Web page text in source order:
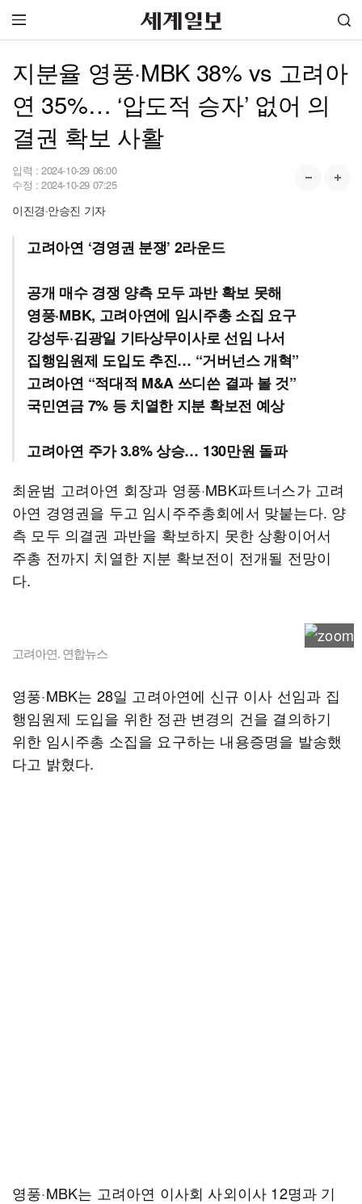
지분율 영풍·MBK 38% vs 고려아
연 35%… ‘압도적 승자’ 없어 의
결권 확보 사활
입력 : 2024-10-29 06:00
수정 : 2024-10-29 07:25
이진경·안승진 기자
고려아연 ‘경영권 분쟁’ 2라운드
공개 매수 경쟁 양측 모두 과반 확보 못해
영풍·MBK, 고려아연에 임시주총 소집 요구
강성두·김광일 기타상무이사로 선임 나서
집행임원제 도입도 추진… “거버넌스 개혁”
고려아연 “적대적 M&A 쓰디쓴 결과 볼 것”
국민연금 7% 등 치열한 지분 확보전 예상
고려아연 주가 3.8% 상승… 130만원 돌파
최윤범 고려아연 회장과 영풍·MBK파트너스가 고려
아연 경영권을 두고 임시주주총회에서 맞붙는다. 양
측 모두 의결권 과반을 확보하지 못한 상황이어서
주총 전까지 치열한 지분 확보전이 전개될 전망이
다.
고려아연. 연합뉴스
영풍·MBK는 28일 고려아연에 신규 이사 선임과 집
행임원제 도입을 위한 정관 변경의 건을 결의하기
위한 임시주총 소집을 요구하는 내용증명을 발송했
다고 밝혔다.
영풍·MBK는 고려아연 이사회 사외이사 12명과 기